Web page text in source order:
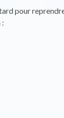
pour